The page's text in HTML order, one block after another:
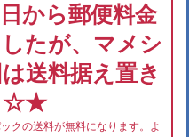
から郵便料金
たが、マメシ
送料据え置き
☆★
クの送料が無料になります。よ